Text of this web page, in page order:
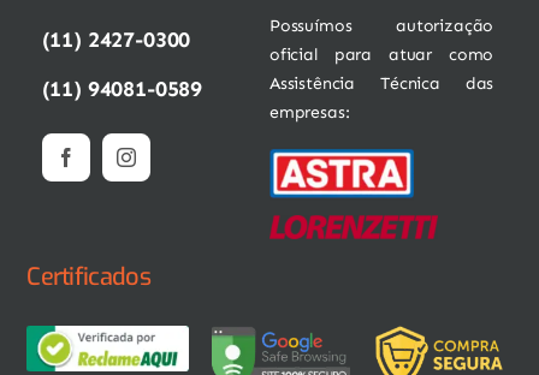
(11) 2427-0300
(11) 94081-0589
Possuímos autorização
oficial para atuar como
Assistência Técnica das
empresas:
Certificados